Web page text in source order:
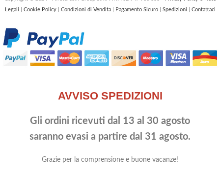
Legali
Cookie Policy Condizioni di Vendita Pagamento Sicuro Spedizioni Contattaci
AVVISO SPEDIZIONI
Gli ordini ricevuti dal 13 al 30 agosto
saranno evasi a partire dal 31 agosto.
Grazie per la comprensione e buone vacanze!